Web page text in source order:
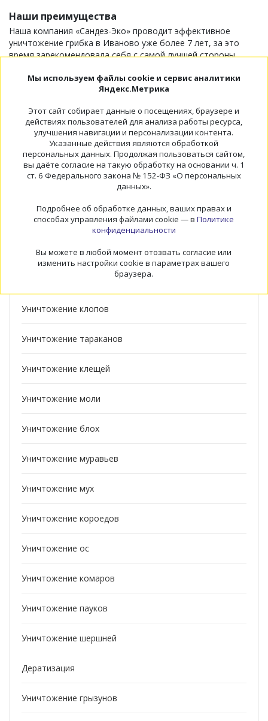
Наши преимущества
Наша компания «Сандез-Эко» проводит эффективное
уничтожение грибка в Иваново уже более 7 лет, за это
время зарекомендовала себя с самой лучшей стороны.
Наши специалисты постоянно знакомятся с новинками
зарубежных компаний, повышая эффективность работы.
Коллектив проходит тренинги, имеет соответствующие
удостоверения, санитарные книжки. Мы работаем в
строгом соответствии с требованиями СанПиН РФ.
Если вы хотите провести обработку от грибка в Иваново
недорого, следите за нашими скидками.
Обращайтесь, наши специалисты могут прибыть на место
уже в день подачи заявки, мы ценим клиентов, гарантируем
конфиденциальность проведения работ или консультаций.
Дезинсекция
Уничтожение насекомых
Уничтожение клопов
Уничтожение тараканов
Уничтожение клещей
Уничтожение моли
Уничтожение блох
Уничтожение муравьев
Уничтожение мух
Уничтожение короедов
Уничтожение ос
Уничтожение комаров
Уничтожение пауков
Уничтожение шершней
Дератизация
Уничтожение грызунов
Мы используем файлы cookie и сервис аналитики
Яндекс.Метрика
Этот сайт собирает данные о посещениях, браузере и
действиях пользователей для анализа работы ресурса,
улучшения навигации и персонализации контента.
Указанные действия являются обработкой
персональных данных. Продолжая пользоваться сайтом,
вы даёте согласие на такую обработку на основании ч. 1
ст. 6 Федерального закона № 152-ФЗ «О персональных
данных».
Подробнее об обработке данных, ваших правах и
способах управления файлами cookie — вПолитике
конфиденциальности
Вы можете в любой момент отозвать согласие или
изменить настройки cookie в параметрах вашего
браузера.